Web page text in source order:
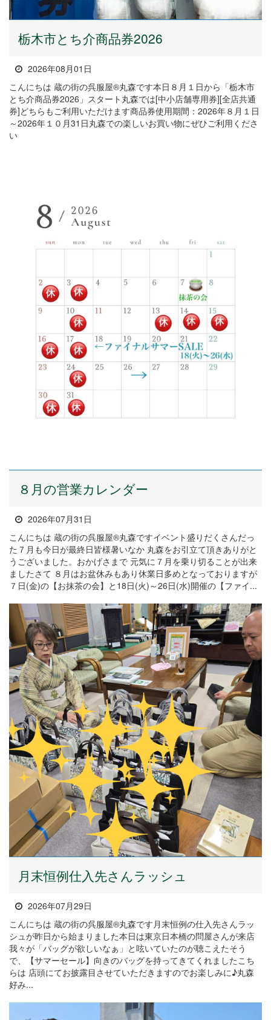
栃木市とち介商品券2026
2026年08月01日
こんにちは 蔵の街の呉服屋®丸森です本日８月１日から「栃木市
とち介商品券2026」スタート丸森では[中小店舗専用券][全店共通
券]どちらもご利用いただけます商品券使用期間：2026年８月１日
～2026年１０月31日丸森での楽しいお買い物にぜひご利用くださ
い
８月の営業カレンダー
2026年07月31日
こんにちは 蔵の街の呉服屋®丸森ですイベント盛りだくさんだっ
た７月も今日が最終日皆様暑いなか 丸森をお引立て頂きありがと
うございました。おかげさまで 元気に７月を乗り切ることが出来
ましたさて ８月はお盆休みもあり休業日多めとなっておりますが
７日(金)の【お抹茶の会】と18日(火)～26日(水)開催の【ファイ...
月末恒例仕入先さんラッシュ
2026年07月29日
こんにちは 蔵の街の呉服屋®丸森です月末恒例の仕入先さんラッ
シュが昨日から始まりました本日は東京日本橋の問屋さんが来店
我々が「バッグが欲しいなぁ」と呟いていたのが聴こえたそう
で、【サマーセール】向きのバッグを持ってきてくれましたこち
らは 店頭にてお披露目させていただきますのでお楽しみに♪丸森
好み...